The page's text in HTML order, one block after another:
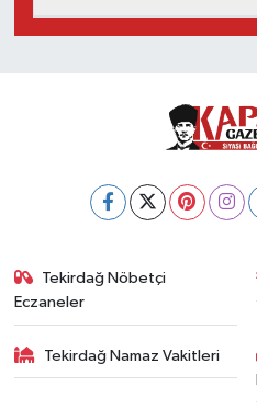
Tekirdağ Nöbetçi
Eczaneler
Tekirdağ Namaz Vakitleri